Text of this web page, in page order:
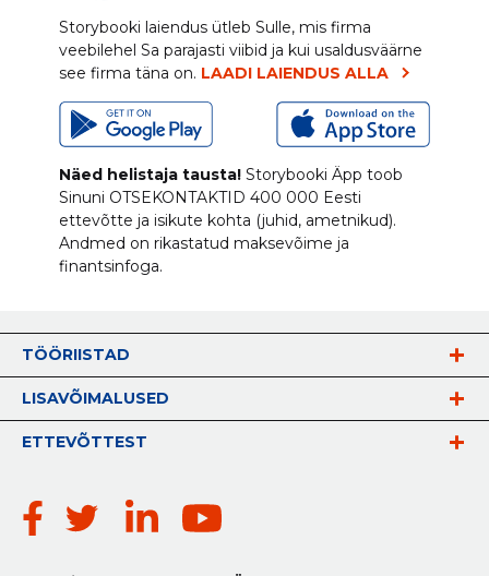
Storybooki laiendus ütleb Sulle, mis firma
veebilehel Sa parajasti viibid ja kui usaldusväärne
see firma täna on. LAADI LAIENDUS ALLA
Näed helistaja tausta! Storybooki Äpp toob
Sinuni OTSEKONTAKTID 400 000 Eesti
ettevõtte ja isikute kohta (juhid, ametnikud).
Andmed on rikastatud maksevõime ja
finantsinfoga.
TÖÖRIISTAD
LISAVÕIMALUSED
ETTEVÕTTEST